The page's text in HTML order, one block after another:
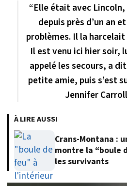
“Elle était avec
depuis près d’un an
problèmes. Il la
Il est venu ici hier soir,
appelé les secours, a
petite amie, puis s’est
Jennifer
À LIRE AUSSI
Crans-Montana :
montre la “boule
les survivants